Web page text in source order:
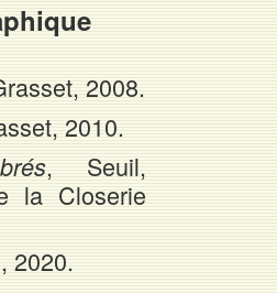
2008.
2010.
, Seuil,
la Closerie
2020.